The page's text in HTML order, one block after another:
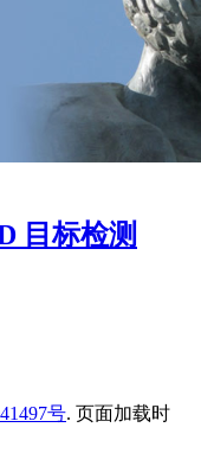
目标检测
号. 页面加载时